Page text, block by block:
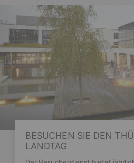
BESUCHEN SIE DEN
LANDTAG